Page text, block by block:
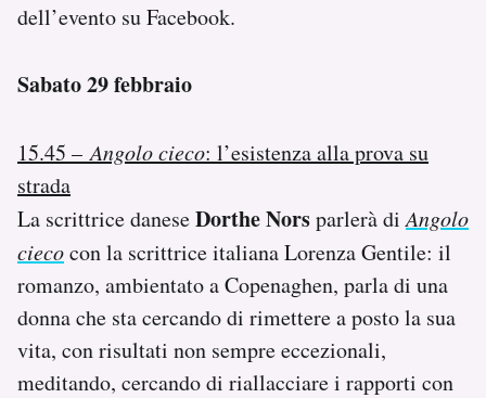
dell’evento su Facebook.
Sabato 29 febbraio
15.45 –Angolo cieco: l’esistenza alla prova su
strada
La scrittrice daneseDorthe Norsparlerà diAngolo
ciecocon la scrittrice italiana Lorenza Gentile: il
romanzo, ambientato a Copenaghen, parla di una
donna che sta cercando di rimettere a posto la sua
vita, con risultati non sempre eccezionali,
meditando, cercando di riallacciare i rapporti con